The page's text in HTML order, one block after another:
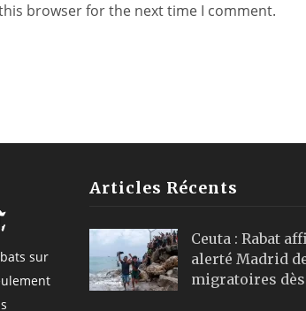
browser for the next time I comment.
sur
Articles Récents
Ceuta : Rabat
alerté Madrid
migratoires